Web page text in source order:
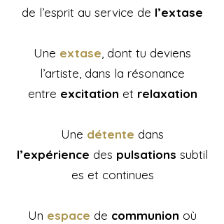
de l’esprit au service de l’extase
Une extase , dont tu deviens
l’artiste, dans la résonance
entre excitation et relaxation
Une détente dans
l’expérience des pulsations subtil
es et continues
Un espace de communion où